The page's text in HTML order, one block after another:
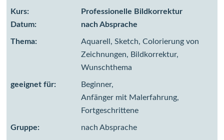
Kurs:
Professionelle Bildkorrektur
Datum:
nach Absprache
Thema:
Aquarell, Sketch, Colorierung von
Zeichnungen, Bildkorrektur,
Wunschthema
geeignet für:
Beginner,
Anfänger mit Malerfahrung,
Fortgeschrittene
Gruppe: nach Absprache